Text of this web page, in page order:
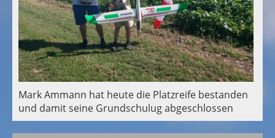
Mark Ammann hat heute die Platzreife bestanden
und damit seine Grundschulug abgeschlossen